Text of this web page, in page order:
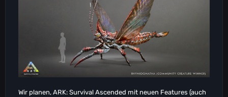
Wir planen, ARK: Survival Ascended mit neuen Features (auch